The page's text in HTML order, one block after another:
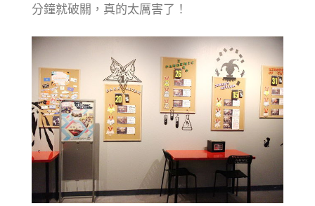
分鐘就破關，真的太厲害了！